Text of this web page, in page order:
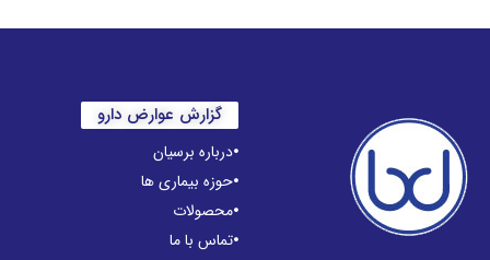
گزارش عوارض دارو
درباره برسیان
حوزه بیماری ها
محصولات
تماس با ما